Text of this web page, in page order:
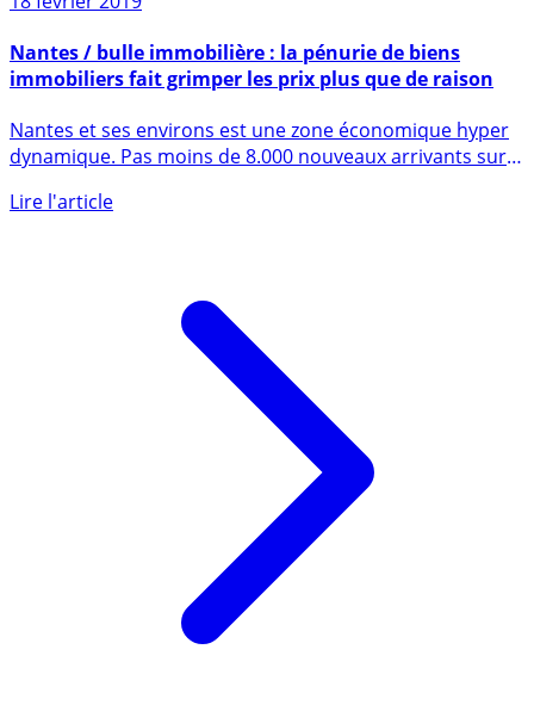
Nantes / bulle immobilière : la pénurie de biens
Nantes et ses environs est une zone économique hyper
dynamique. Pas moins de 8.000 nouveaux arrivants sur
Nantes (...)